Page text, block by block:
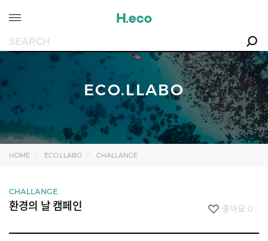
ECO.LLABO
HOME ECO.LLABO CHALLANGE
CHALLANGE
환경의 날 캠페인 좋아요 0